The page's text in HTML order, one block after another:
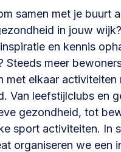
en medewerkers
en vergoedingen,
maatschappelijk
>
starten,
samen met je buurt
in jouw
en kennis
Steeds meer
met elkaar activiteiten
Van leefstijlclubs en
gezondheid, tot
sport activiteiten. In
organiseren we een